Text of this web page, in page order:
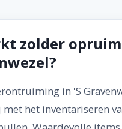
zolder
in 'S
het inventariseren